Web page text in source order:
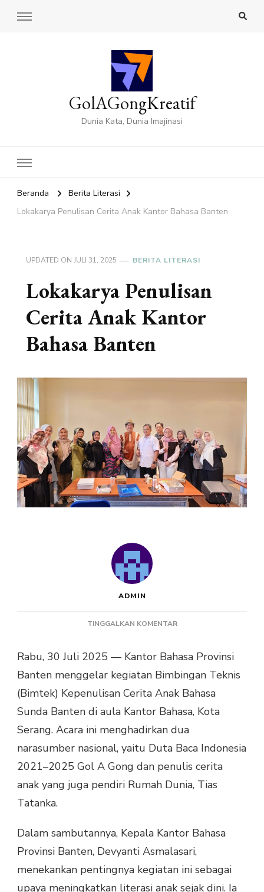
GolAGongKreatif
Dunia Kata, Dunia Imajinasi
Beranda
Berita Literasi
Lokakarya Penulisan Cerita Anak Kantor Bahasa Banten
UPDATED ON JULI 31, 2025 BERITA LITERASI
Lokakarya Penulisan
Cerita Anak Kantor
Bahasa Banten
ADMIN
TINGGALKAN KOMENTARPADA
CERITA
ANAK
BAHASA
BANTEN
Rabu, 30 Juli 2025 — Kantor Bahasa Provinsi
Banten menggelar kegiatan Bimbingan Teknis
(Bimtek) Kepenulisan Cerita Anak Bahasa
Sunda Banten di aula Kantor Bahasa, Kota
Serang. Acara ini menghadirkan dua
narasumber nasional, yaitu Duta Baca Indonesia
2021–2025 Gol A Gong dan penulis cerita
anak yang juga pendiri Rumah Dunia, Tias
Tatanka.
Dalam sambutannya, Kepala Kantor Bahasa
Provinsi Banten, Devyanti Asmalasari,
menekankan pentingnya kegiatan ini sebagai
upaya meningkatkan literasi anak sejak dini. Ia